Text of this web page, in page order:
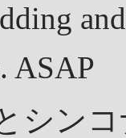
ASAP
シン